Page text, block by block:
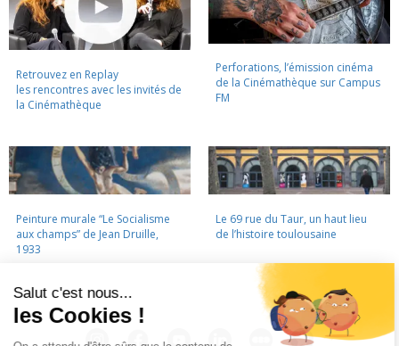
Retrouvez en Replay
les rencontres avec les invités de
la Cinémathèque
Perforations, l’émission cinéma
de la Cinémathèque sur Campus
FM
Peinture murale “Le Socialisme
aux champs” de Jean Druille,
1933
Le 69 rue du Taur, un haut lieu
de l’histoire toulousaine